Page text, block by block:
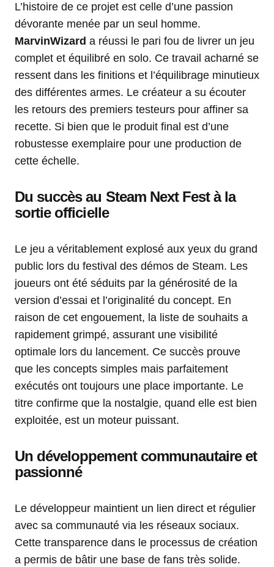
L’histoire de ce projet est celle d’une passion
dévorante menée par un seul homme.
MarvinWizard a réussi le pari fou de livrer un jeu
complet et équilibré en solo. Ce travail acharné se
ressent dans les finitions et l’équilibrage minutieux
des différentes armes. Le créateur a su écouter
les retours des premiers testeurs pour affiner sa
recette. Si bien que le produit final est d’une
robustesse exemplaire pour une production de
cette échelle.
Du succès au Steam Next Fest à la
sortie officielle
Le jeu a véritablement explosé aux yeux du grand
public lors du festival des démos de Steam. Les
joueurs ont été séduits par la générosité de la
version d’essai et l’originalité du concept. En
raison de cet engouement, la liste de souhaits a
rapidement grimpé, assurant une visibilité
optimale lors du lancement. Ce succès prouve
que les concepts simples mais parfaitement
exécutés ont toujours une place importante. Le
titre confirme que la nostalgie, quand elle est bien
exploitée, est un moteur puissant.
Un développement communautaire et
passionné
Le développeur maintient un lien direct et régulier
avec sa communauté via les réseaux sociaux.
Cette transparence dans le processus de création
a permis de bâtir une base de fans très solide.